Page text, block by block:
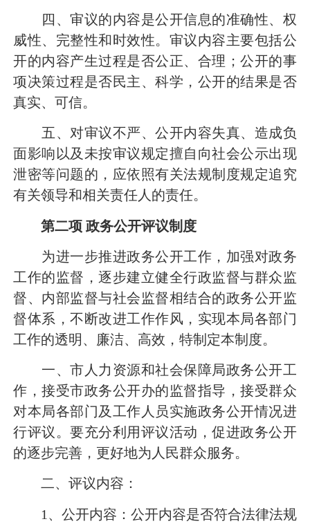
四、审议的内容是公开信息的准确性、权
威性、完整性和时效性。审议内容主要包括公
开的内容产生过程是否公正、合理；公开的事
项决策过程是否民主、科学，公开的结果是否
真实、可信。
五、对审议不严、公开内容失真、造成负
面影响以及未按审议规定擅自向社会公示出现
泄密等问题的，应依照有关法规制度规定追究
有关领导和相关责任人的责任。
第二项 政务公开评议制度
为进一步推进政务公开工作，加强对政务
工作的监督，逐步建立健全行政监督与群众监
督、内部监督与社会监督相结合的政务公开监
督体系，不断改进工作作风，实现本局各部门
工作的透明、廉洁、高效，特制定本制度。
一、市人力资源和社会保障局政务公开工
作，接受市政务公开办的监督指导，接受群众
对本局各部门及工作人员实施政务公开情况进
行评议。要充分利用评议活动，促进政务公开
的逐步完善，更好地为人民群众服务。
二、评议内容：
1 、公开内容：公开内容是否符合法律法规